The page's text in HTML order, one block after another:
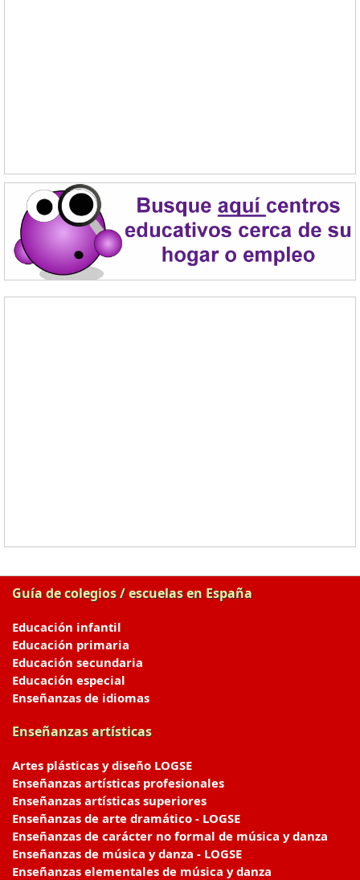
Guía de colegios / escuelas en España
Educación infantil
Educación primaria
Educación secundaria
Educación especial
Enseñanzas de idiomas
Enseñanzas artísticas
Artes plásticas y diseño LOGSE
Enseñanzas artísticas profesionales
Enseñanzas artísticas superiores
Enseñanzas de arte dramático - LOGSE
Enseñanzas de carácter no formal de música y danza
Enseñanzas de música y danza - LOGSE
Enseñanzas elementales de música y danza